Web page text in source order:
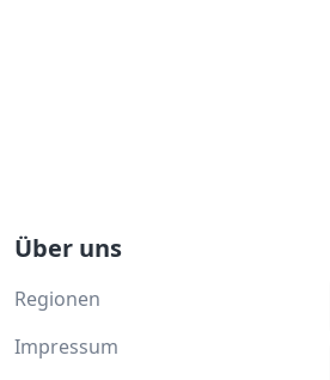
Über uns
Regionen
Impressum